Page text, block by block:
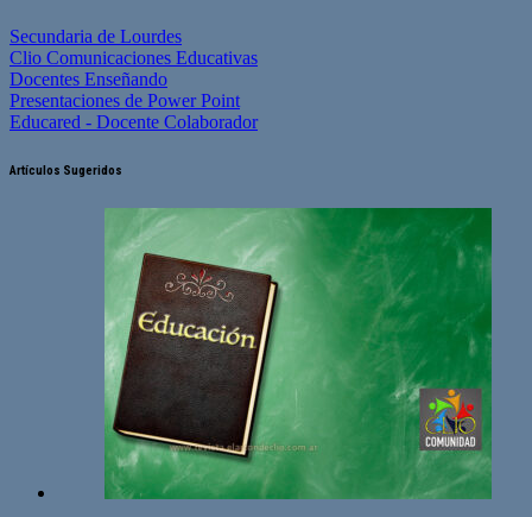
Secundaria de Lourdes
Clio Comunicaciones Educativas
Docentes Enseñando
Presentaciones de Power Point
Educared - Docente Colaborador
Artículos Sugeridos